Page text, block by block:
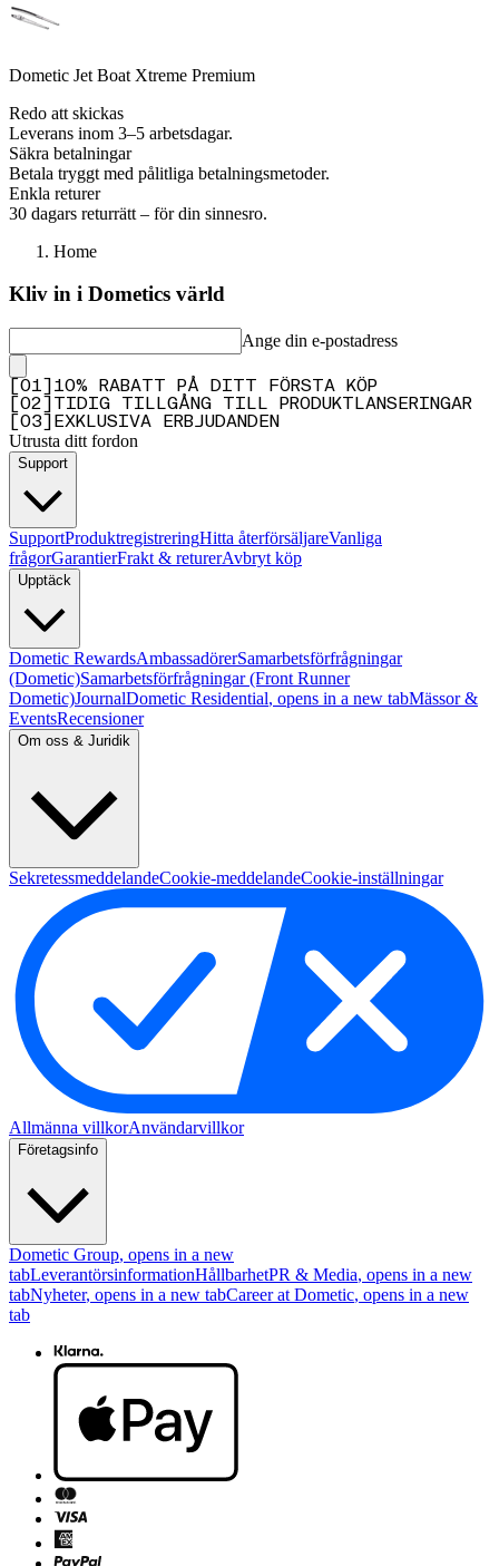
Dometic Jet Boat Xtreme Premium
Redo att skickas
Leverans inom 3–5 arbetsdagar.
Säkra betalningar
Betala tryggt med pålitliga betalningsmetoder.
Enkla returer
30 dagars returrätt – för din sinnesro.
Home
Kliv in i Dometics värld
Ange din e-postadress
01
10% RABATT PÅ DITT FÖRSTA KÖP
02
TIDIG TILLGÅNG TILL PRODUKTLANSERINGAR
03 EXKLUSIVA ERBJUDANDEN
Utrusta ditt fordon
Support
SupportProduktregistreringHitta återförsäljareVanliga
frågorGarantierFrakt & returerAvbryt köp
Upptäck
Dometic RewardsAmbassadörerSamarbetsförfrågningar
(Dometic)Samarbetsförfrågningar (Front Runner
Dometic)JournalDometic Residential, opens in a new tabMässor &
EventsRecensioner
Om oss & Juridik
SekretessmeddelandeCookie-meddelandeCookie-inställningar
Allmänna villkorAnvändarvillkor
Företagsinfo
Dometic Group, opens in a new
tabLeverantörsinformationHållbarhetPR & Media, opens in a new
tabNyheter, opens in a new tabCareer at Dometic, opens in a new
tab